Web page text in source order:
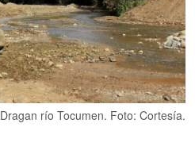
Dragan río Tocumen. Foto: Cortesía.